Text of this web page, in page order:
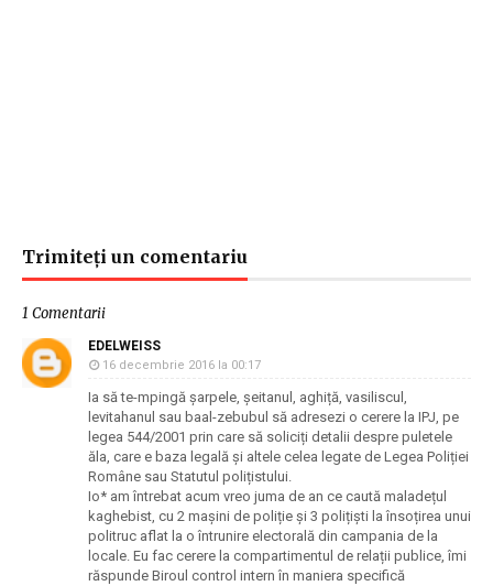
Trimiteți un comentariu
1 Comentarii
EDELWEISS
16 decembrie 2016 la 00:17
Ia să te-mpingă șarpele, șeitanul, aghiță, vasiliscul,
levitahanul sau baal-zebubul să adresezi o cerere la IPJ, pe
legea 544/2001 prin care să soliciți detalii despre puletele
ăla, care e baza legală și altele celea legate de Legea Poliției
Române sau Statutul polițistului.
Io* am întrebat acum vreo juma de an ce caută maladețul
kaghebist, cu 2 mașini de poliție și 3 polițiști la însoțirea unui
politruc aflat la o întrunire electorală din campania de la
locale. Eu fac cerere la compartimentul de relații publice, îmi
răspunde Biroul control intern în maniera specifică